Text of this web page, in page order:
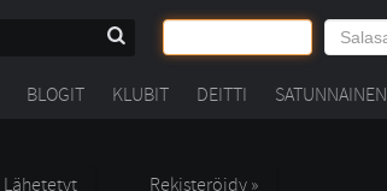
BLOGIT KLUBIT DEITTI SATUNNAINEN
Lähetetyt Rekisteröidy »